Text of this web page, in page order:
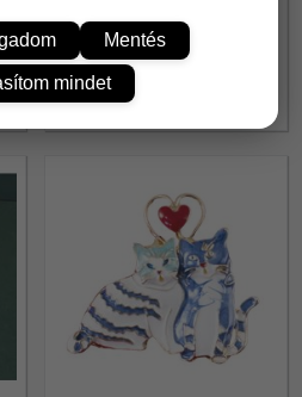
2 990,-
Mikulás fekete cica
Mentés
mindet